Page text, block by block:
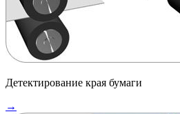
Детектирование края бумаги
→